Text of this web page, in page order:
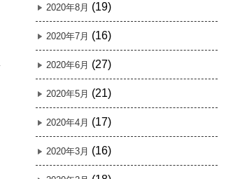
2020年8月 (19)
2020年7月 (16)
2020年6月 (27)
2020年5月 (21)
2020年4月 (17)
2020年3月 (16)